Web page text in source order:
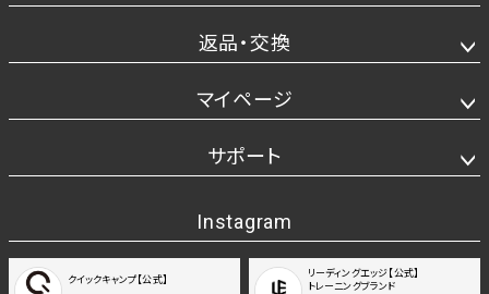
返品・交換
マイページ
サポート
Instagram
クイックキャンプ【公式】
リーディングエッジ【公式】
トレーニングブランド